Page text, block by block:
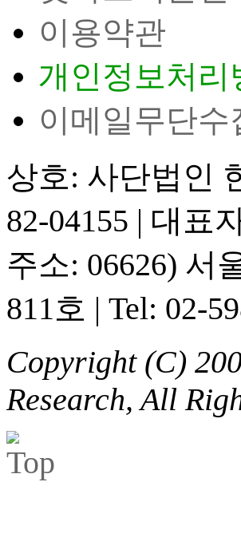
이용약관
개인정보처리
이메일무단수
상호: 사단법인
82-04155 | 대표
주소: 06626) 서
811호 | Tel: 02-
Copyright (C)
Research, All